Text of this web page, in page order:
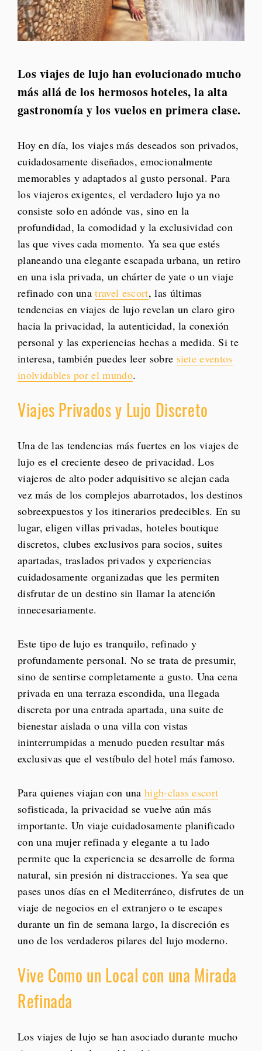
Los viajes de lujo han evolucionado mucho
más allá de los hermosos hoteles, la alta
gastronomía y los vuelos en primera clase.
Hoy en día, los viajes más deseados son privados,
cuidadosamente diseñados, emocionalmente
memorables y adaptados al gusto personal. Para
los viajeros exigentes, el verdadero lujo ya no
consiste solo en adónde vas, sino en la
profundidad, la comodidad y la exclusividad con
las que vives cada momento. Ya sea que estés
planeando una elegante escapada urbana, un retiro
en una isla privada, un chárter de yate o un viaje
refinado con unatravel escort, las últimas
tendencias en viajes de lujo revelan un claro giro
hacia la privacidad, la autenticidad, la conexión
personal y las experiencias hechas a medida. Si te
interesa, también puedes leer sobre siete eventos
inolvidables por el mundo.
Viajes Privados y Lujo Discreto
Una de las tendencias más fuertes en los viajes de
lujo es el creciente deseo de privacidad. Los
viajeros de alto poder adquisitivo se alejan cada
vez más de los complejos abarrotados, los destinos
sobreexpuestos y los itinerarios predecibles. En su
lugar, eligen villas privadas, hoteles boutique
discretos, clubes exclusivos para socios, suites
apartadas, traslados privados y experiencias
cuidadosamente organizadas que les permiten
disfrutar de un destino sin llamar la atención
innecesariamente.
Este tipo de lujo es tranquilo, refinado y
profundamente personal. No se trata de presumir,
sino de sentirse completamente a gusto. Una cena
privada en una terraza escondida, una llegada
discreta por una entrada apartada, una suite de
bienestar aislada o una villa con vistas
ininterrumpidas a menudo pueden resultar más
exclusivas que el vestíbulo del hotel más famoso.
Para quienes viajan con una high-class escort
sofisticada, la privacidad se vuelve aún más
importante. Un viaje cuidadosamente planificado
con una mujer refinada y elegante a tu lado
permite que la experiencia se desarrolle de forma
natural, sin presión ni distracciones. Ya sea que
pases unos días en el Mediterráneo, disfrutes de un
viaje de negocios en el extranjero o te escapes
durante un fin de semana largo, la discreción es
uno de los verdaderos pilares del lujo moderno.
Vive Como un Local con una Mirada
Refinada
Los viajes de lujo se han asociado durante mucho